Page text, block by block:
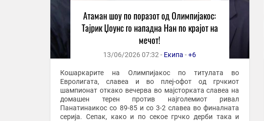
Атаман шоу по поразот од Олимпијакос:
Тајрик Џоунс го нападна Нан по крајот на
мечот!
13/06/2026 07:32 - Екипа -+6
Кошаркарите на Олимпијакос по титулата во
Евролигата, славеа и во плеј-офот од грчкиот
шампионат откако вечерва во мајсторката славеа на
домашен терен против најголемиот ривал
Панатинаикос со 89-85 и со 3-2 славеа во финалната
серија. Сепак, како и по секое грчко дерби така и